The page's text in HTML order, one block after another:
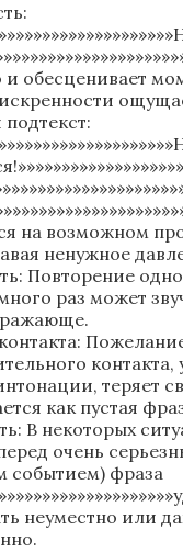
обесценивает
на возможном
ненужное
Повторение
раз может
теряет
как пустая
В некоторых
очень
событием) фраза
неуместно или